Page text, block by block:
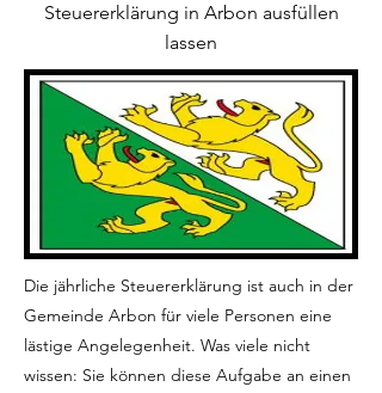
Steuererklärung in Arbon ausfüllen
lassen
Die jährliche Steuererklärung ist auch in der
Gemeinde Arbon für viele Personen eine
lästige Angelegenheit. Was viele nicht
wissen: Sie können diese Aufgabe an einen